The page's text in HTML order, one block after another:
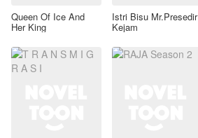
Queen Of Ice And
Her King
Istri Bisu Mr.Presedir
Kejam